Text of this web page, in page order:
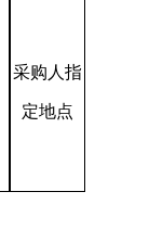
采购人指
定地点